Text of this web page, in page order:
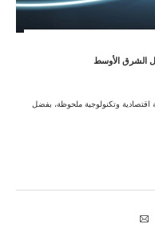
وتكنولوجية ملحوظة، بفضل